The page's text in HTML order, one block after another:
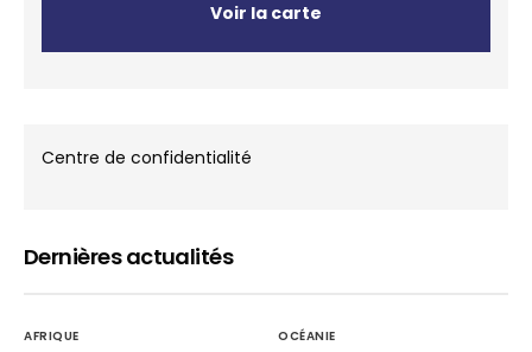
Voir la carte
Centre de confidentialité
Dernières actualités
AFRIQUE OCÉANIE